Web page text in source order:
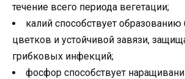
течение всего периода вегетации;
калий способствует образованию
цветков и устойчивой завязи,
грибковых инфекций;
фосфор способствует